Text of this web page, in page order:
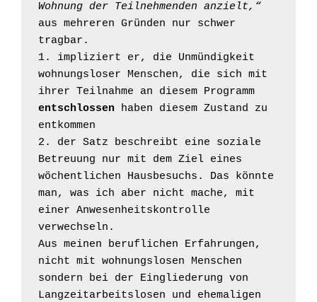
Wohnung der Teilnehmenden anzielt,“
aus mehreren Gründen nur schwer
tragbar.
1. impliziert er, die Unmündigkeit
wohnungsloser Menschen, die sich mit
entschlossen haben diesem Zustand zu
entkommen
2. der Satz beschreibt eine soziale
Betreuung nur mit dem Ziel eines
wöchentlichen Hausbesuchs. Das könnte
man, was ich aber nicht mache, mit
einer Anwesenheitskontrolle
verwechseln.
Aus meinen beruflichen Erfahrungen,
nicht mit wohnungslosen Menschen
sondern bei der Eingliederung von
Langzeitarbeitslosen und ehemaligen